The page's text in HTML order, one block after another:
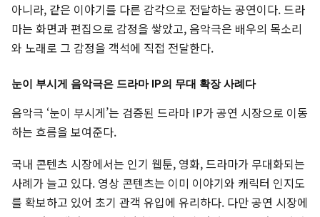
아니라, 같은 이야기를 다른 감각으로 전달하는 공연이다. 드라
마는 화면과 편집으로 감정을 쌓았고, 음악극은 배우의 목소리
와 노래로 그 감정을 객석에 직접 전달한다.
눈이 부시게 음악극은 드라마 IP의 무대 확장 사례다
음악극 ‘눈이 부시게’는 검증된 드라마 IP가 공연 시장으로 이동
하는 흐름을 보여준다.
국내 콘텐츠 시장에서는 인기 웹툰, 영화, 드라마가 무대화되는
사례가 늘고 있다. 영상 콘텐츠는 이미 이야기와 캐릭터 인지도
를 확보하고 있어 초기 관객 유입에 유리하다. 다만 공연 시장에